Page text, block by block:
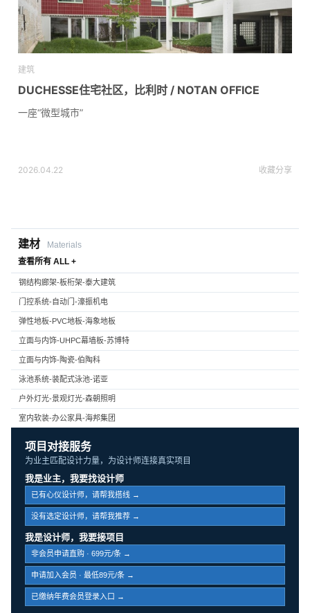
建筑
DUCHESSE住宅社区，比利时 / NOTAN OFFICE
一座“微型城市”
2026.04.22 收藏分享
建材
Materials
查看所有 ALL +
钢结构廊架-板桁架-泰大建筑
门控系统-自动门-濠振机电
弹性地板-PVC地板-海象地板
立面与内饰-UHPC幕墙板-苏博特
立面与内饰-陶瓷-伯陶科
泳池系统-装配式泳池-诺亚
户外灯光-景观灯光-森朝照明
室内软装-办公家具-海邦集团
项目对接服务
为业主匹配设计力量，为设计师连接真实项目
我是业主，我要找设计师
已有心仪设计师，请帮我搭线 →
没有选定设计师，请帮我推荐 →
我是设计师，我要接项目
非会员申请直购 · 699元/条 →
申请加入会员 · 最低89元/条 →
已缴纳年费会员登录入口 →